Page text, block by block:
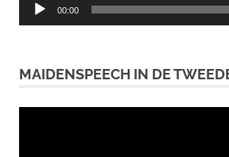
00:00
MAIDENSPEECH IN DE